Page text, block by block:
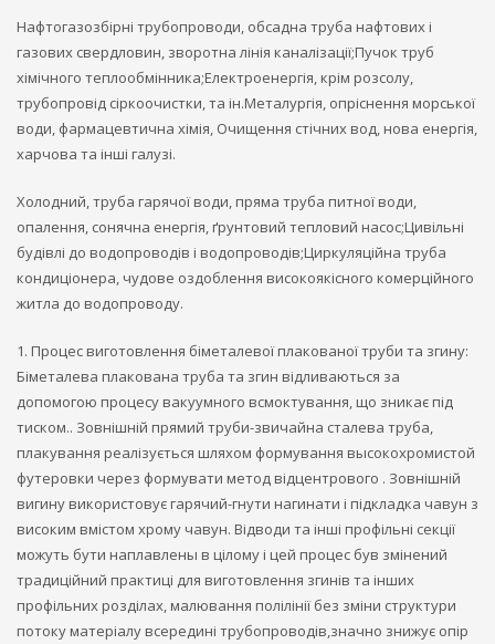
Нафтогазозбірні трубопроводи, обсадна труба нафтових і
газових свердловин, зворотна лінія каналізації;Пучок труб
хімічного теплообмінника;Електроенергія, крім розсолу,
трубопровід сіркоочистки, та ін.Металургія, опріснення морської
води, фармацевтична хімія, Очищення стічних вод, нова енергія,
харчова та інші галузі.
Холодний, труба гарячої води, пряма труба питної води,
опалення, сонячна енергія, ґрунтовий тепловий насос;Цивільні
будівлі до водопроводів і водопроводів;Циркуляційна труба
кондиціонера, чудове оздоблення високоякісного комерційного
житла до водопроводу.
1. Процес виготовлення біметалевої плакованої труби та згину:
Біметалева плакована труба та згин відливаються за
допомогою процесу вакуумного всмоктування, що зникає під
тиском.. Зовнішній прямий труби-звичайна сталева труба,
плакування реалізується шляхом формування высокохромистой
футеровки через формувати метод відцентрового . Зовнішній
вигину використовує гарячий-гнути нагинати і підкладка чавун з
високим вмістом хрому чавун. Відводи та інші профільні секції
можуть бути наплавлены в цілому і цей процес був змінений
традиційний практиці для виготовлення згинів та інших
профільних розділах, малювання полілінії без зміни структури
потоку матеріалу всередині трубопроводів,значно знижує опір